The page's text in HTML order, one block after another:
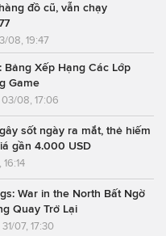
đồ cũ, vẫn chạy
08, 19:47
Bảng Xếp Hạng Các Lớp
Game
03/08, 17:06
sốt ngày ra mắt, thẻ hiếm
gần 4.000 USD
War in the North Bất Ngờ
Quay Trở Lại
31/07, 17:30